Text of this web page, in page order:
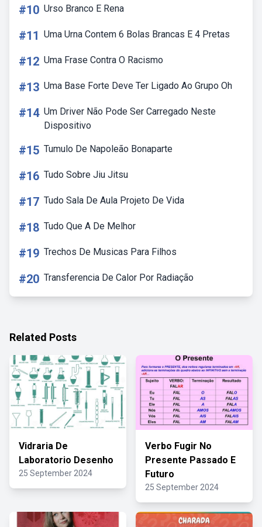
#10 Urso Branco E Rena
#11 Uma Urna Contem 6 Bolas Brancas E 4 Pretas
#12 Uma Frase Contra O Racismo
#13 Uma Base Forte Deve Ter Ligado Ao Grupo Oh
#14 Um Driver Não Pode Ser Carregado Neste
Dispositivo
#15 Tumulo De Napoleão Bonaparte
#16 Tudo Sobre Jiu Jitsu
#17 Tudo Sala De Aula Projeto De Vida
#18 Tudo Que A De Melhor
#19 Trechos De Musicas Para Filhos
#20 Transferencia De Calor Por Radiação
Related Posts
Vidraria De
Laboratorio Desenho
25 September 2024
Verbo Fugir No
Presente Passado E
Futuro
25 September 2024